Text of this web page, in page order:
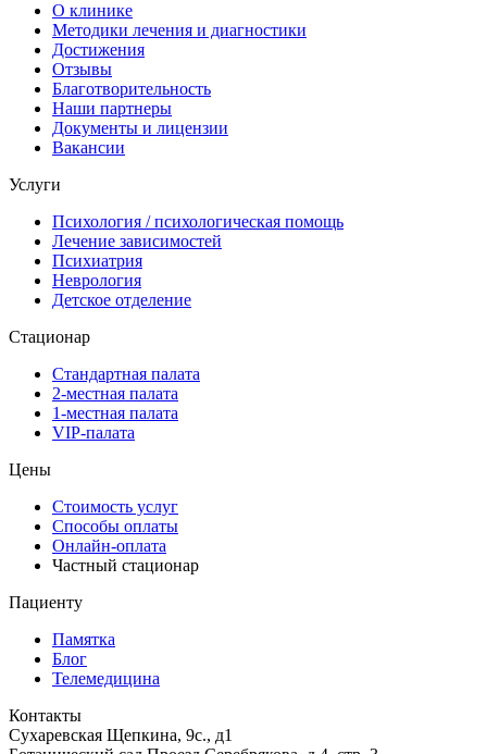
О клинике
Методики лечения и диагностики
Достижения
Отзывы
Благотворительность
Наши партнеры
Документы и лицензии
Вакансии
Услуги
Психология / психологическая помощь
Лечение зависимостей
Психиатрия
Неврология
Детское отделение
Стационар
Стандартная палата
2-местная палата
1-местная палата
VIP-палата
Цены
Стоимость услуг
Способы оплаты
Онлайн-оплата
Частный стационар
Пациенту
Памятка
Блог
Телемедицина
Контакты
Сухаревская Щепкина, 9с., д1